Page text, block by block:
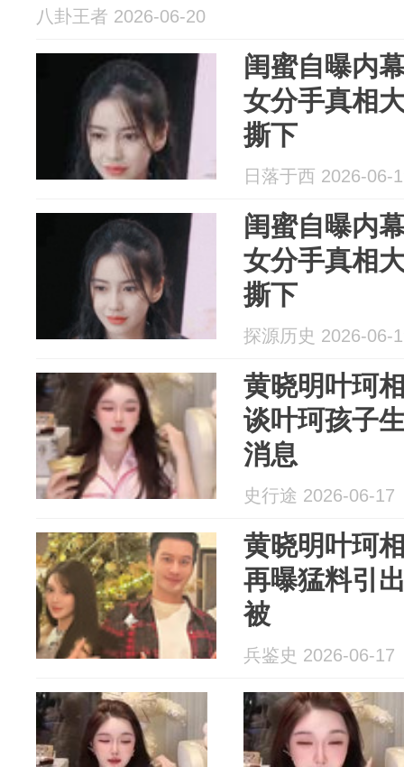
八卦王者 2026-06-20
闺蜜自曝内
女分手真相
撕下
日落于西 2026-06-
闺蜜自曝内
女分手真相
撕下
探源历史 2026-06-
黄晓明叶珂
谈叶珂孩子
消息
史行途 2026-06-17
黄晓明叶珂
再曝猛料引
被
兵鉴史 2026-06-17